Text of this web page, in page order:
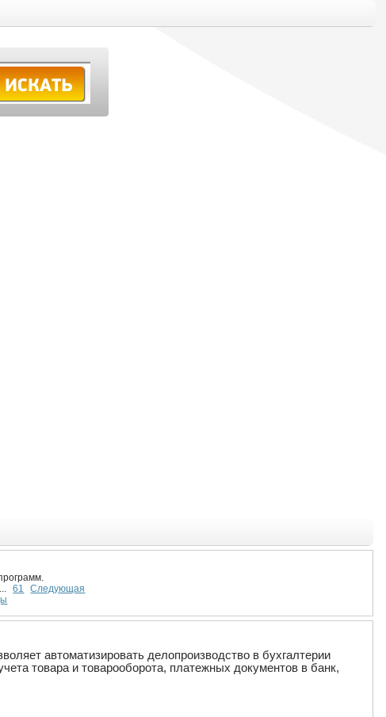
... 61
Следующая
автоматизировать делопроизводство в бухгалтерии
товара и товарооборота, платежных документов в банк,